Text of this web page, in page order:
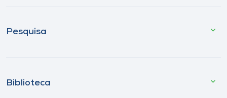
Pesquisa
Biblioteca